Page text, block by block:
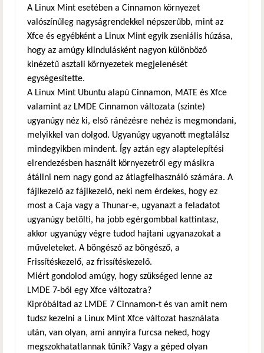
A Linux Mint esetében a Cinnamon környezet
valószínűleg nagyságrendekkel népszerűbb, mint az
Xfce és egyébként a Linux Mint egyik zseniális húzása,
hogy az amúgy kiindulásként nagyon különböző
kinézetű asztali környezetek megjelenését
egységesítette.
A Linux Mint Ubuntu alapú Cinnamon, MATE és Xfce
valamint az LMDE Cinnamon változata (szinte)
ugyanúgy néz ki, első ránézésre nehéz is megmondani,
melyikkel van dolgod. Ugyanúgy ugyanott megtalálsz
mindegyikben mindent. Így aztán egy alaptelepítési
elrendezésben használt környezetről egy másikra
átállni nem nagy gond az átlagfelhasználó számára. A
fájlkezelő az fájlkezelő, neki nem érdekes, hogy ez
most a Caja vagy a Thunar-e, ugyanazt a feladatot
ugyanúgy betölti, ha jobb egérgombbal kattintasz,
akkor ugyanúgy végre tudod hajtani ugyanazokat a
műveleteket. A böngésző az böngésző, a
Frissítéskezelő, az frissítéskezelő.
Miért gondolod amúgy, hogy szükséged lenne az
LMDE 7-ből egy Xfce változatra?
Kipróbáltad az LMDE 7 Cinnamon-t és van amit nem
tudsz kezelni a Linux Mint Xfce változat használata
után, van olyan, ami annyira furcsa neked, hogy
megszokhatatlannak tűník? Vagy a géped olyan